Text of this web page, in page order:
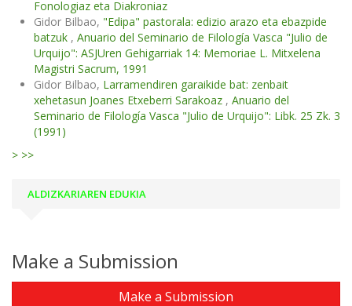
Fonologiaz eta Diakroniaz
Gidor Bilbao, "Edipa" pastorala: edizio arazo eta ebazpide
batzuk , Anuario del Seminario de Filología Vasca "Julio de
Urquijo": ASJUren Gehigarriak 14: Memoriae L. Mitxelena
Magistri Sacrum, 1991
Gidor Bilbao, Larramendiren garaikide bat: zenbait
xehetasun Joanes Etxeberri Sarakoaz , Anuario del
Seminario de Filología Vasca "Julio de Urquijo": Libk. 25 Zk. 3
(1991)
> >>
ALDIZKARIAREN EDUKIA
Make a Submission
Make a Submission